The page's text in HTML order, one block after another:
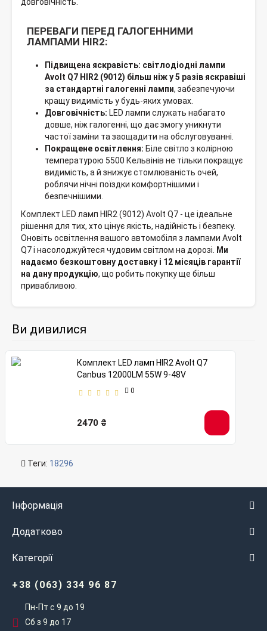
ПЕРЕВАГИ ПЕРЕД ГАЛОГЕННИМИ
ЛАМПАМИ HIR2:
Підвищена яскравість: світлодіодні лампи
Avolt Q7 HIR2 (9012) більш ніж у 5 разів яскравіші
за стандартні галогенні лампи, забезпечуючи
кращу видимість у будь-яких умовах.
Довговічність: LED лампи служать набагато
довше, ніж галогенні, що дає змогу уникнути
частої заміни та заощадити на обслуговуванні.
Покращене освітлення: Біле світло з колірною
температурою 5500 Кельвінів не тільки покращує
видимість, а й знижує стомлюваність очей,
роблячи нічні поїздки комфортнішими і
безпечнішими.
Комплект LED ламп HIR2 (9012) Avolt Q7 - це ідеальне
рішення для тих, хто цінує якість, надійність і безпеку.
Оновіть освітлення вашого автомобіля з лампами Avolt
Q7 і насолоджуйтеся чудовим світлом на дорозі.
Ми
надаємо безкоштовну доставку і 12 місяців гарантії
на дану продукцію, що робить покупку ще більш
привабливою.
Ви дивилися
Комплект LED ламп HIR2 Avolt Q7
Canbus 12000LM 55W 9-48V
0
2470 ₴
Теги: 18296
Інформація
Додатково
Категорії
+38 (063) 334 96 87
Пн-Пт с 9 до 19
Сб з 9 до 17